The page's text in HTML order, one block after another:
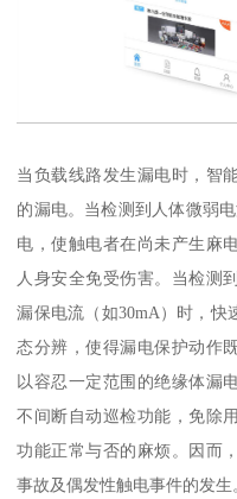
当负载线路发生漏电时，智
的漏电。当检测到人体微弱
电，使触电者在尚未产生麻
人身安全免受伤害。当检测
漏保电流（如30mA）时，快
态分辨，使得漏电保护动作
以容忍一定范围的绝缘体漏
不间断自动巡检功能，免除
功能正常与否的麻烦。因而
事故及偶发性触电事件的发生